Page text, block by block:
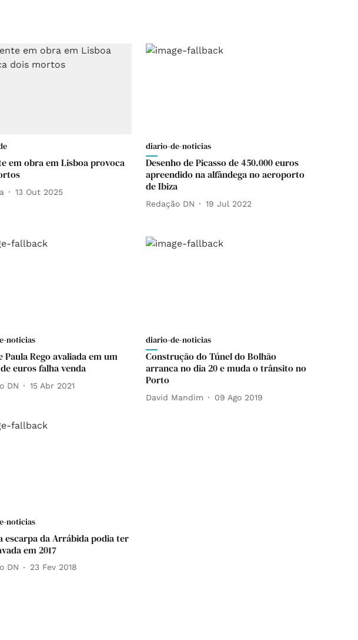
em obra em Lisboa provoca
13 Out 2025
diario-de-noticias
Desenho de Picasso de 450.000 euros
apreendido na alfândega no aeroporto
de Ibiza
Redação DN 19 Jul 2022
noticias
Paula Rego avaliada em um
euros falha venda
DN 15 Abr 2021
diario-de-noticias
Construção do Túnel do Bolhão
arranca no dia 20 e muda o trânsito no
Porto
David Mandim 09 Ago 2019
noticias
escarpa da Arrábida podia ter
em 2017
DN 23 Fev 2018